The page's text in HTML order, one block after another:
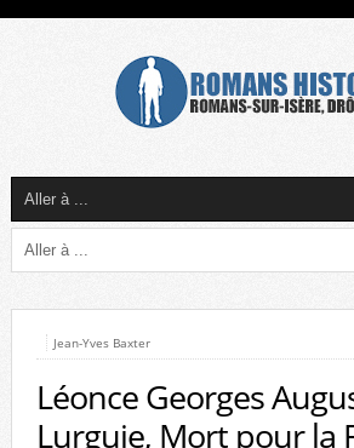
Jean-Yves Baxter
Léonce Georges
Lurguie, Mort pour la